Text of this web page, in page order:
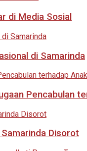
di Media Sosial
di Samarinda
Pencabulan
Disorot